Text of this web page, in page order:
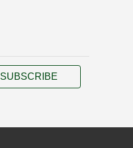
SUBSCRIBE